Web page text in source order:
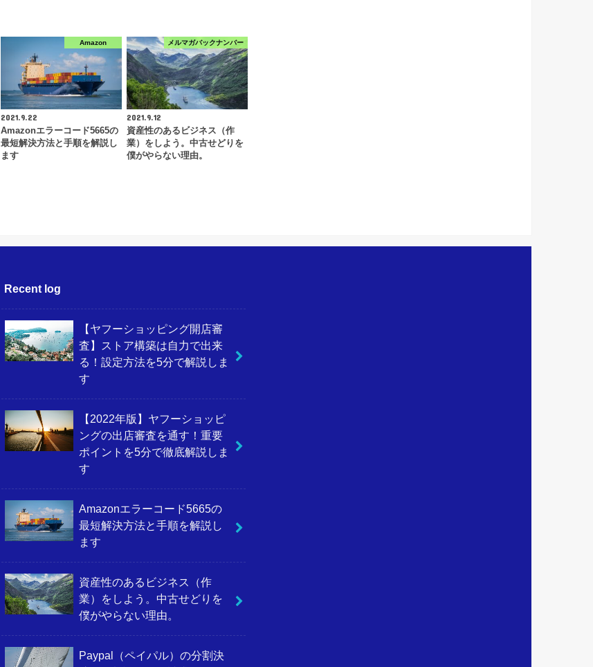
Amazon
2021.9.22
Amazonエラーコード5665の
最短解決方法と手順を解説し
ます
メルマガバックナンバー
2021.9.12
資産性のあるビジネス（作
業）をしよう。中古せどりを
僕がやらない理由。
Recent log
【ヤフーショッピング開店審
査】ストア構築は自力で出来
る！設定方法を5分で解説しま
す
【2022年版】ヤフーショッピ
ングの出店審査を通す！重要
ポイントを5分で徹底解説しま
す
Amazonエラーコード5665の
最短解決方法と手順を解説し
ます
資産性のあるビジネス（作
業）をしよう。中古せどりを
僕がやらない理由。
Paypal（ペイパル）の分割決